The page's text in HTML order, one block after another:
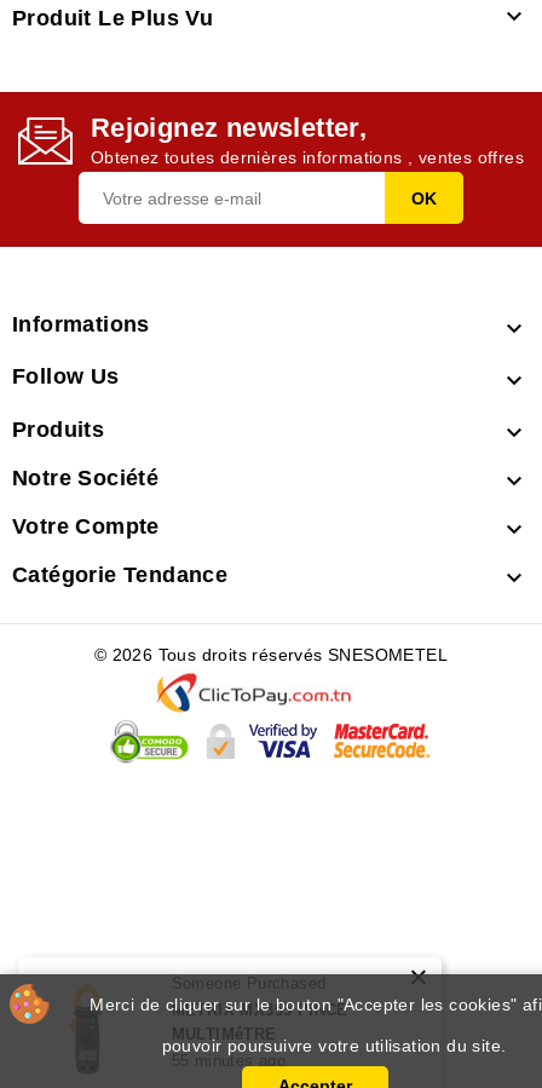
Produit Le Plus Vu 
Rejoignez newsletter,
Obtenez toutes dernières informations , ventes offres
Informations 
Follow Us 
Produits 
Notre Société 
Votre Compte 
Catégorie Tendance 
×
Someone Purchased
METRIX MX355 PINCE
MULTIMéTRE
55 minutes ago
Merci de cliquer sur le bouton "Accepter les cookies"
pouvoir poursuivre votre utilisation du site.
© 2026 Tous droits réservés SNESOMETEL